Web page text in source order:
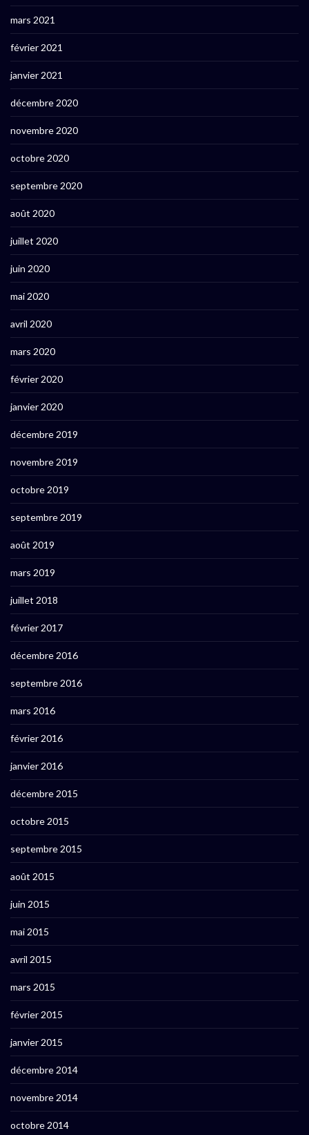
mars 2021
février 2021
janvier 2021
décembre 2020
novembre 2020
octobre 2020
septembre 2020
août 2020
juillet 2020
juin 2020
mai 2020
avril 2020
mars 2020
février 2020
janvier 2020
décembre 2019
novembre 2019
octobre 2019
septembre 2019
août 2019
mars 2019
juillet 2018
février 2017
décembre 2016
septembre 2016
mars 2016
février 2016
janvier 2016
décembre 2015
octobre 2015
septembre 2015
août 2015
juin 2015
mai 2015
avril 2015
mars 2015
février 2015
janvier 2015
décembre 2014
novembre 2014
octobre 2014